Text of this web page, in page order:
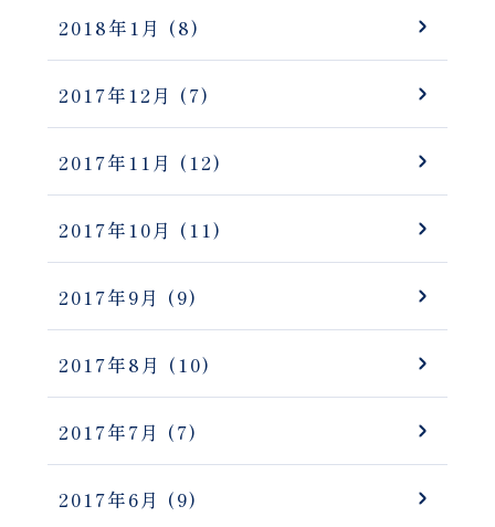
2018年1月 (8)
2017年12月 (7)
2017年11月 (12)
2017年10月 (11)
2017年9月 (9)
2017年8月 (10)
2017年7月 (7)
2017年6月 (9)